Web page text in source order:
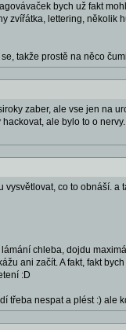
bych už fakt
lettering, několik
takže prostě na něco
zaber, ale vse jen na
ale bylo to o
co to obnáší.
chleba, dojdu
ani začít. A fakt, fakt
:D
třeba nespat a plést :) ale